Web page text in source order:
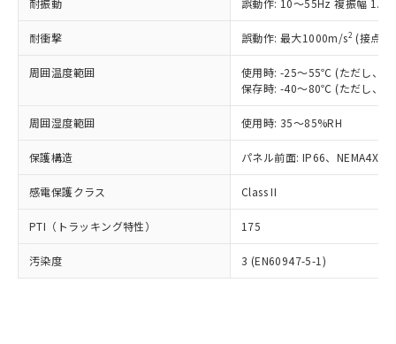
耐振動 誤動作: 10～55Hz 複振幅
耐衝撃 誤動作: 最大1000m/s2 (接点
周囲温度範囲
使用時: -25～55℃ (ただし、氷
保存時: -40～80℃ (ただし、氷
周囲湿度範囲 使用時: 35～85%RH
保護構造 パネル前面: IP66、NEMA4X,
感電保護クラス Class II
PTI（トラッキング特性） 175
汚染度 3 (EN60947-5-1)
正式な納期状況および標準価格はお客
様のお取引先、またはお客様担当のオ
ムロン制御機器販売店・当社販売員に
オムロン制御機器販売店や当社販売拠
販売ネットワーク
」をご確認
在庫状況および標準価格結果を当社の
事前の承諾なく第三者に漏洩または開
示しないようお願いします。
マイパーツ機能（部品リスト作成サー
ビス）をご利用いただくには、I-Web
メンバーズにご登録されている必要が
お客様が当ウェブサイト上で当社にご
但し、RoHS指令で産業用監視および制御機器に対する
適用除外項目は除く。
フタル酸エステル類の４物質については閾値を超える意
図的な使用がないことを確認しています。
部品在庫の切り替え状況などにより、予定
月が前後することがあります。
※3 非含有証明書ダウンロード
DBP(フタル酸ジブチル) : 1000ppm、 DIBP(フタル酸ジ
イソブチル) : 1000ppm、 BBP(フタル酸ブチルベンジ
DEHP(フタル酸ビス(2-エチルヘキシル)) : 1000ppm
準値以下であることを示します。
「10」：通常の使用状況下において有害物
質が外部に漏えいし、環境に深刻な影響を
及ぼさない年数を意味します。
「－」：未確認です。当社販売部門へお問
全に破砕するなど、違法に輸出されな
いよう必要な手段を講じます。
当社は貴社製品を、核兵器、ミサイ
ル、化学兵器、生物兵器またはその他
武器並びにこれらの製造装置等に一切
当社は、貴社製品を第三者に販売する
場合は、上記1、2および3の内容を当
該第三者に通知します。また当社は、
販売先および販売に係わる関係者が違
法に輸出するおそれがある場合は、取
り引きをいたしません。
一定数には満たないが在庫あり
－
在庫なし(最新の在庫状況につ
いては、お客様のお取引先、ま
たはお客様担当のオムロン制御
機器販売店・当社販売員にご確
空
受注生産機種、また在庫状況の
情報を公開していない機種